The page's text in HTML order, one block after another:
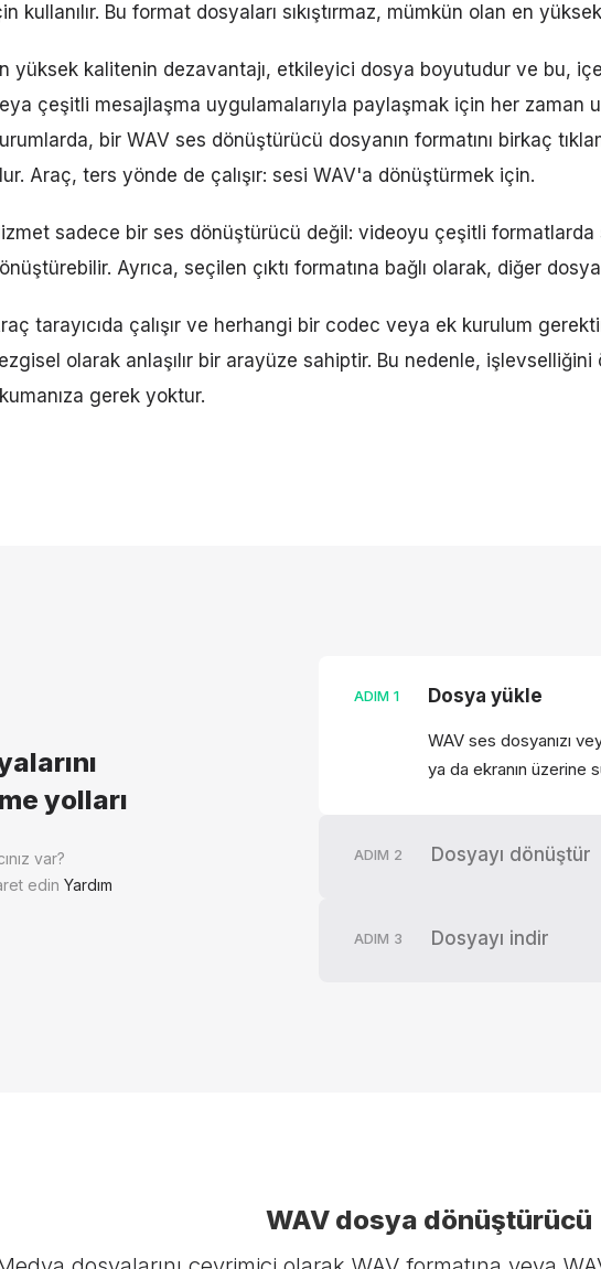
kullanılır. Bu format dosyaları sıkıştırmaz, mümkün olan en
yüksek kalitenin dezavantajı, etkileyici dosya boyutudur ve bu,
çeşitli mesajlaşma uygulamalarıyla paylaşmak için her zaman
bir WAV ses dönüştürücü dosyanın formatını birkaç
Araç, ters yönde de çalışır: sesi WAV'a dönüştürmek için.
sadece bir ses dönüştürücü değil: videoyu çeşitli
Ayrıca, seçilen çıktı formatına bağlı olarak, diğer
tarayıcıda çalışır ve herhangi bir codec veya ek kurulum
olarak anlaşılır bir arayüze sahiptir. Bu nedenle,
gerek yoktur.
yolları
var?
edin Yardım
ADIM 1 Dosya yükle
WAV ses dosyanızı
ya da ekranın üzerine
ADIM 2 Dosyayı dönüştür
ADIM 3 Dosyayı indir
WAV dosya dönüştürücü